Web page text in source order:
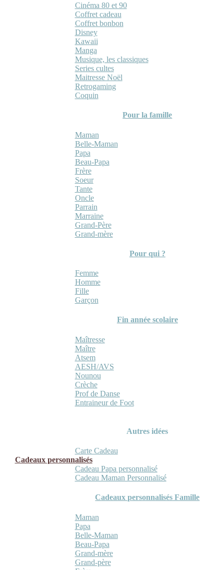
Cinéma 80 et 90
Coffret cadeau
Coffret bonbon
Disney
Kawaii
Manga
Musique, les classiques
Series cultes
Maitresse Noël
Retrogaming
Coquin
Pour la famille
Maman
Belle-Maman
Papa
Beau-Papa
Frère
Soeur
Tante
Oncle
Parrain
Marraine
Grand-Père
Grand-mère
Pour qui ?
Femme
Homme
Fille
Garçon
Fin année scolaire
Maîtresse
Maître
Atsem
AESH/AVS
Nounou
Crèche
Prof de Danse
Entraineur de Foot
Autres idées
Carte Cadeau
Cadeaux personnalisés
Cadeau Papa personnalisé
Cadeau Maman Personnalisé
Cadeaux personnalisés Famille
Maman
Papa
Belle-Maman
Beau-Papa
Grand-mère
Grand-père